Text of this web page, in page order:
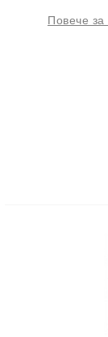
Повече